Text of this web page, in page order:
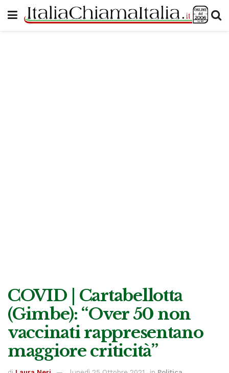
COVID | Cartabellotta
(Gimbe): “Over 50 non
vaccinati rappresentano
maggiore criticità”